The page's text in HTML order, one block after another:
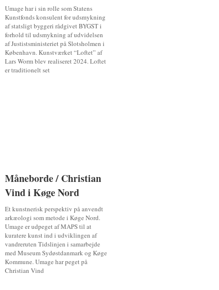
Umage har i sin rolle som Statens
Kunstfonds konsulent for udsmykning
af statsligt byggeri rådgivet BYGST i
forhold til udsmykning af udvidelsen
af Justistsministeriet på Slotsholmen i
København. Kunstværket “Loftet” af
Lars Worm blev realiseret 2024. Loftet
er traditionelt set
Måneborde / Christian
Vind i Køge Nord
Et kunstnerisk perspektiv på anvendt
arkæologi som metode i Køge Nord.
Umage er udpeget af MAPS til at
kuratere kunst ind i udviklingen af
vandreruten Tidslinjen i samarbejde
med Museum Sydøstdanmark og Køge
Kommune. Umage har peget på
Christian Vind
Måneborde / Christian
Vind i Køge Nord